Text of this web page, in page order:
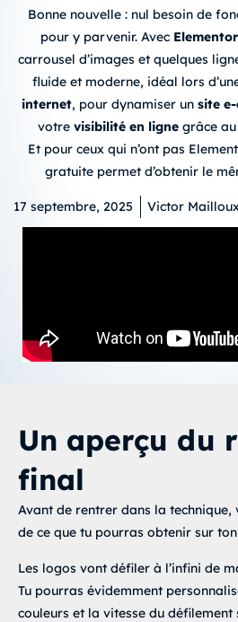
Bonne nouvelle : nul besoin de
pour y parvenir. Avec Elementor
carrousel d’images et quelques
fluide et moderne, idéal lors
internet, pour dynamiser un site
votre visibilité en ligne grâce au
Et pour ceux qui n’ont pas
gratuite permet d’obtenir le
17 septembre, 2025 Victor
Un aperçu du
final
Avant de rentrer dans la technique,
de ce que tu pourras obtenir sur
Les logos vont défiler à l’infini de
Tu pourras évidemment
couleurs et la vitesse du défilement